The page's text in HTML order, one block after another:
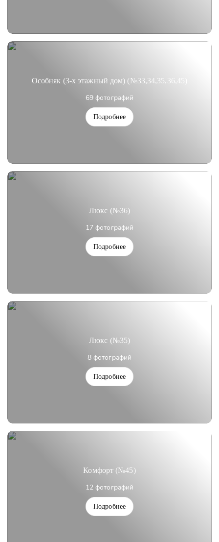
Особняк (3-х этажный дом) (№33,34,35,36,45)
69 фотографий
Подробнее
Люкс (№36)
17 фотографий
Подробнее
Люкс (№35)
8 фотографий
Подробнее
Комфорт (№45)
12 фотографий
Подробнее